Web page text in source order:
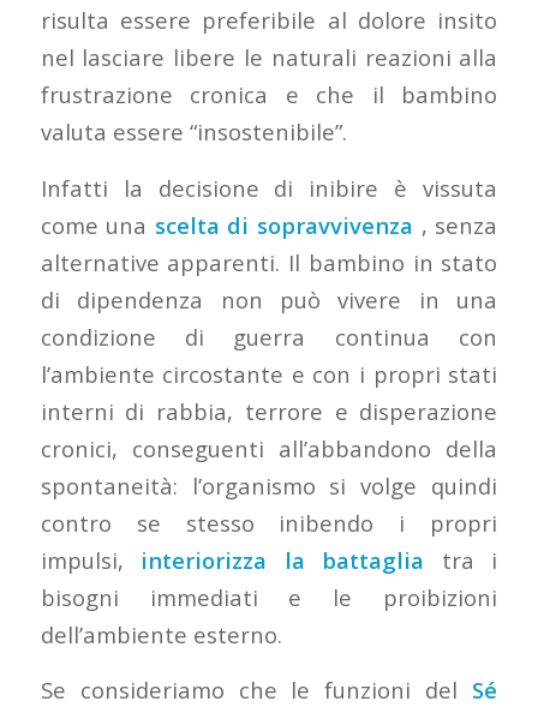
risulta essere preferibile al dolore insito
nel lasciare libere le naturali reazioni alla
frustrazione cronica e che il bambino
valuta essere “insostenibile”.
Infatti la decisione di inibire è vissuta
come una scelta di sopravvivenza , senza
alternative apparenti. Il bambino in stato
di dipendenza non può vivere in una
condizione di guerra continua con
l’ambiente circostante e con i propri stati
interni di rabbia, terrore e disperazione
cronici, conseguenti all’abbandono della
spontaneità: l’organismo si volge quindi
contro se stesso inibendo i propri
impulsi, interiorizza la battaglia tra i
bisogni immediati e le proibizioni
dell’ambiente esterno.
Se consideriamo che le funzioni del Sé